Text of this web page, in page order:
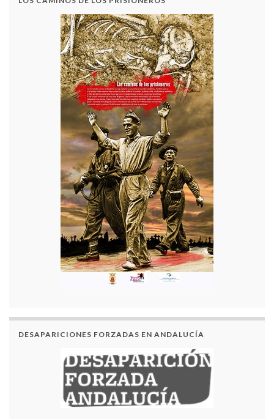
DESAPARICIONES FORZADAS EN ANDALUCÍA